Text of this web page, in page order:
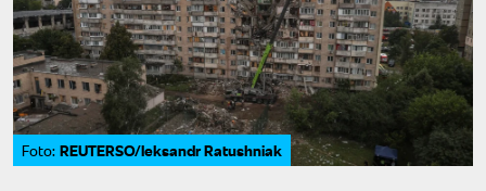
Foto: REUTERSO/leksandr Ratushniak